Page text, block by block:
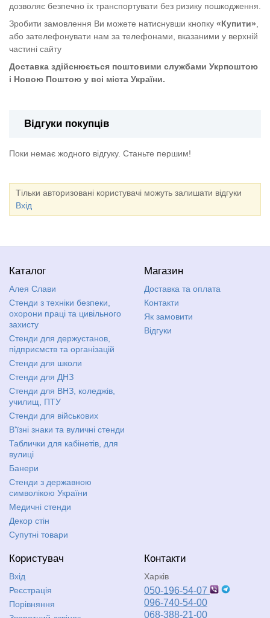
дозволяє безпечно їх транспортувати без ризику пошкодження.
Зробити замовлення Ви можете натиснувши кнопку «Купити»
або зателефонувати нам за телефонами, вказаними у верхній
частині сайту
Доставка здійснюється поштовими службами Укрпоштою
і Новою Поштою у всі міста України.
Відгуки покупців
Поки немає жодного відгуку. Станьте першим!
Тільки авторизовані користувачі можуть залишати відгуки
Вхід
Каталог
Алея Слави
Стенди з техніки безпеки,
охорони праці та цивільного
захисту
Стенди для держустанов,
підприємств та організацій
Стенди для школи
Стенди для ДНЗ
Стенди для ВНЗ, коледжів,
училищ, ПТУ
Стенди для військових
В'їзні знаки та вуличні стенди
Таблички для кабінетів, для
вулиці
Банери
Стенди з державною
символікою України
Медичні стенди
Декор стін
Супутні товари
Магазин
Доставка та оплата
Контакти
Як замовити
Відгуки
Користувач
Вхід
Реєстрація
Порівняння
Контакти
Харків
050-196-54-07
096-740-54-00
068-388-21-00